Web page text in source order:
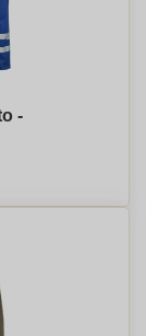
-